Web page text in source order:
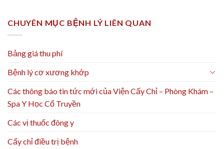
CHUYÊN MỤC BỆNH LÝ LIÊN QUAN
Bảng giá thu phí
Bệnh lý cơ xương khớp
Các thông báo tin tức mới của Viện Cấy Chỉ – Phòng Khám –
Spa Y Học Cổ Truyền
Các vị thuốc đông y
Cấy chỉ điều trị bệnh